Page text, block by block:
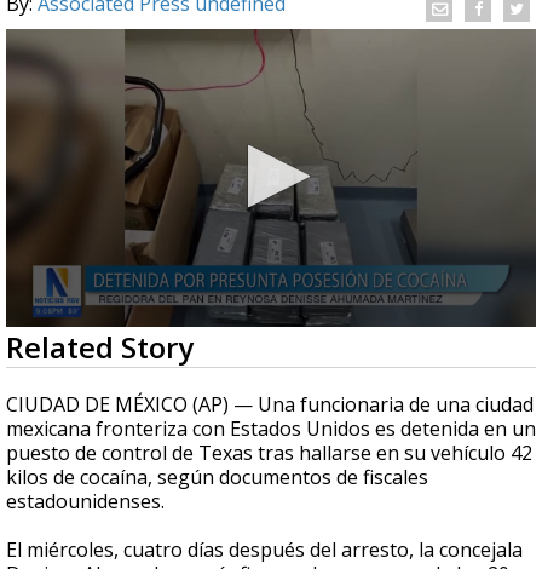
0
seconds
of
59
seconds
Related Story
CIUDAD DE MÉXICO (AP) — Una funcionaria de una ciudad
mexicana fronteriza con Estados Unidos es detenida en un
puesto de control de Texas tras hallarse en su vehículo 42
kilos de cocaína, según documentos de fiscales
estadounidenses.
El miércoles, cuatro días después del arresto, la concejala